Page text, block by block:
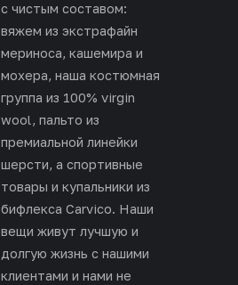
с чистым составом:
вяжем из экстрафайн
мериноса, кашемира и
мохера, наша костюмная
группа из 100% virgin
wool, пальто из
премиальной линейки
шерсти, а спортивные
товары и купальники из
бифлекса Carvico. Наши
вещи живут лучшую и
долгую жизнь с нашими
клиентами и нами не